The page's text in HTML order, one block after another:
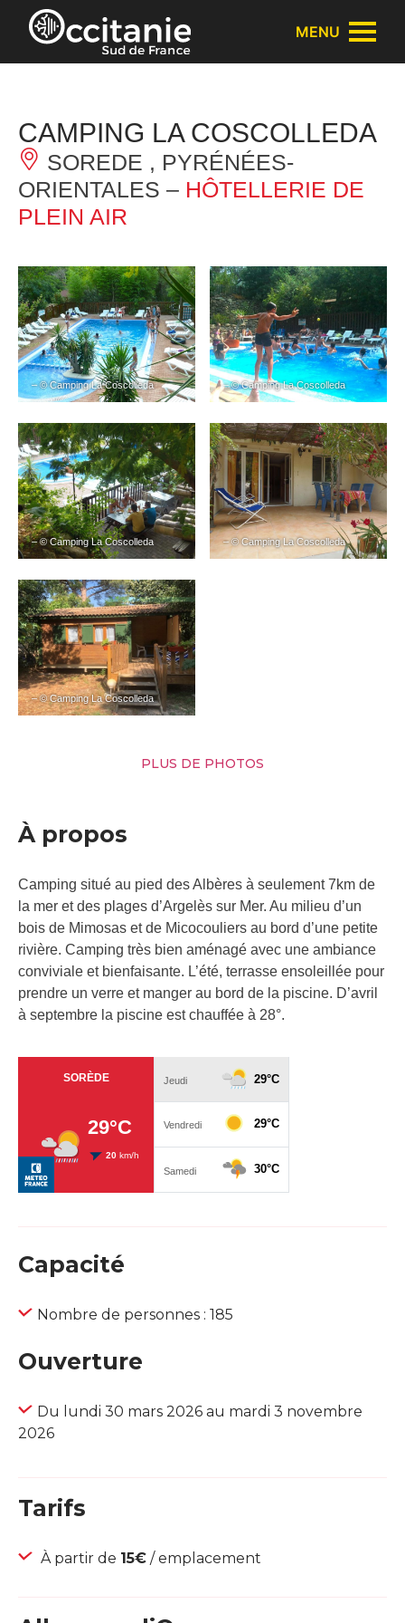
Panneau de gestion des cookies
MENU
CAMPING LA COSCOLLEDA
SOREDE , PYRÉNÉES-
ORIENTALES – HÔTELLERIE DE
PLEIN AIR
– © Camping La Coscolleda – © Camping La Coscolleda
– © Camping La Coscolleda – © Camping La Coscolleda
– © Camping La Coscolleda
PLUS DE PHOTOS
À propos
Camping situé au pied des Albères à seulement 7km de
la mer et des plages d’Argelès sur Mer. Au milieu d’un
bois de Mimosas et de Micocouliers au bord d’une petite
rivière. Camping très bien aménagé avec une ambiance
conviviale et bienfaisante. L’été, terrasse ensoleillée pour
prendre un verre et manger au bord de la piscine. D’avril
à septembre la piscine est chauffée à 28°.
Capacité
Nombre de personnes : 185
Ouverture
Du lundi 30 mars 2026 au mardi 3 novembre
2026
Tarifs
À partir de 15€ / emplacement